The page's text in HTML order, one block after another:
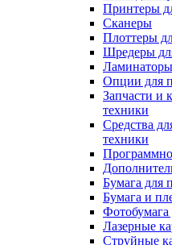
Принтеры
Сканеры
Плоттеры
Шредеры
Опции для
Запчасти и
техники
Средства
техники
Бумага для
Бумага и
Фотобумага
Лазерные
Струйные